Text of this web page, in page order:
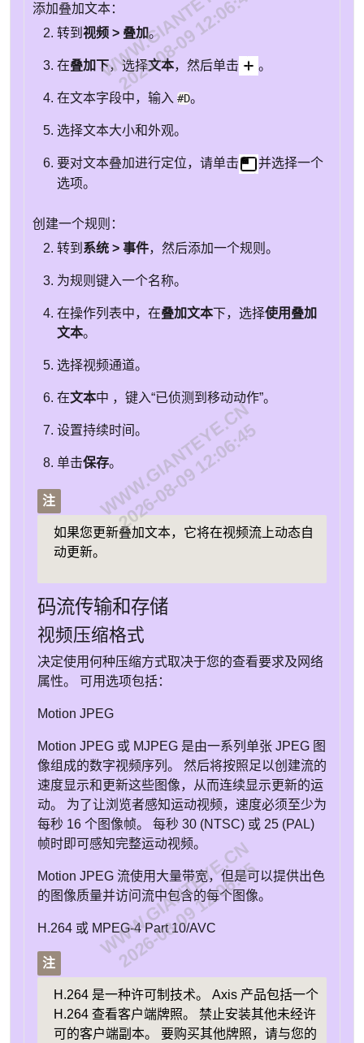
添加叠加文本：
转到 视频 > 叠加。
在叠加下，选择文本，然后单击 。
在文本字段中，输入 #D。
选择文本大小和外观。
要对文本叠加进行定位，请单击
并选择一个
选项。
创建一个规则：
转到 系统 > 事件，然后添加一个规则。
为规则键入一个名称。
在操作列表中，在叠加文本下，选择使用叠加
文本。
选择视频通道。
在文本中 ，键入“已侦测到移动动作”。
设置持续时间。
单击保存。
注
如果您更新叠加文本，它将在视频流上动态自
动更新。
码流传输和存储
视频压缩格式
决定使用何种压缩方式取决于您的查看要求及网络
属性。 可用选项包括：
Motion JPEG
Motion JPEG 或 MJPEG 是由一系列单张 JPEG 图
像组成的数字视频序列。 然后将按照足以创建流的
速度显示和更新这些图像，从而连续显示更新的运
动。 为了让浏览者感知运动视频，速度必须至少为
每秒 16 个图像帧。 每秒 30 (NTSC) 或 25 (PAL)
帧时即可感知完整运动视频。
Motion JPEG 流使用大量带宽，但是可以提供出色
的图像质量并访问流中包含的每个图像。
H.264 或 MPEG-4 Part 10/AVC
注
H.264 是一种许可制技术。 Axis 产品包括一个
H.264 查看客户端牌照。 禁止安装其他未经许
可的客户端副本。 要购买其他牌照，请与您的
2026-08-09 12:06:45
WWW.GIANTEYE.CN
2026-08-09 12:06:45
WWW.GIANTEYE.CN
2026-08-09 12:06:45